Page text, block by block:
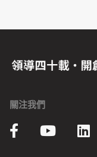
關注我們